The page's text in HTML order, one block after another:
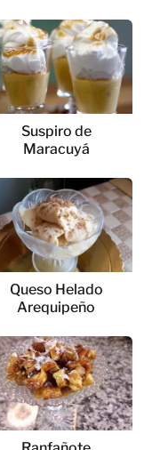
Suspiro de
Maracuyá
Queso Helado
Arequipeño